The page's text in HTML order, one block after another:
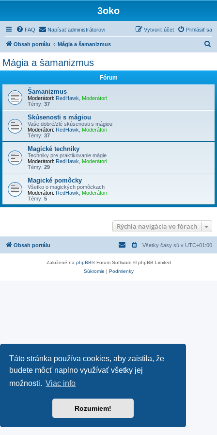
Táto stránka používa cookies, aby zaistila, že
budete môcť naplno využívať všetky jej
možnosti. Viac info
Rozumiem!
3oko
FAQ Napísať administrátorovi Prihlásiť sa
Vytvoriť účet
Obsah portálu Mágia a šamanizmus
Mágia a šamanizmus
Fórum
Šamanizmus
Moderátori: RedHawk
Moderátori
Témy: 37
Skúsenosti s mágiou
Vaše dobré/zlé skúsenosti s mágiou
Moderátori: RedHawk
Moderátori
Témy: 37
Magické techniky
Techniky pre praktikovanie mágie
Moderátori: RedHawk
Moderátori
Témy: 29
Magické pomôcky
Všetko o magických pomôckach
Moderátori: RedHawk Moderátori
Témy: 5
Rýchla navigácia vo fórach
Obsah portálu Všetky časy sú v UTC+01:00
Založené na phpBB® Forum Software © phpBB Limited
Súkromie | Podmienky